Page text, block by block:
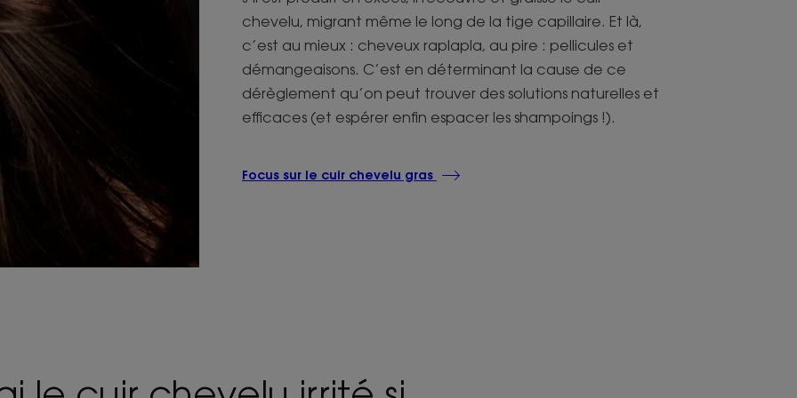
chevelu, migrant même le long de la tige capillaire. Et là,
c’est au mieux : cheveux raplapla, au pire : pellicules et
démangeaisons. C’est en déterminant la cause de ce
dérèglement qu’on peut trouver des solutions naturelles et
efficaces (et espérer enfin espacer les shampoings !).
Focus sur le cuir chevelu gras